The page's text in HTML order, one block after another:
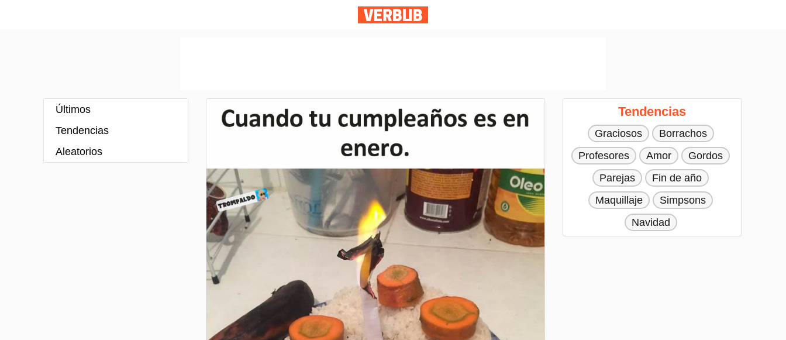
Últimos
Tendencias
Aleatorios
Tendencias
Graciosos
Borrachos
Profesores
Amor
Gordos
Parejas
Fin de año
Maquillaje
Simpsons
Navidad